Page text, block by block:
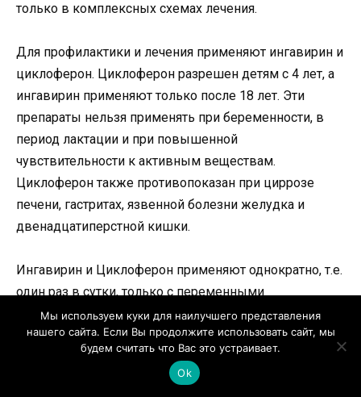
только в комплексных схемах лечения.
Для профилактики и лечения применяют ингавирин и
циклоферон. Циклоферон разрешен детям с 4 лет, а
ингавирин применяют только после 18 лет. Эти
препараты нельзя применять при беременности, в
период лактации и при повышенной
чувствительности к активным веществам.
Циклоферон также противопоказан при циррозе
печени, гастритах, язвенной болезни желудка и
двенадцатиперстной кишки.
Ингавирин и Циклоферон применяют однократно, т.е.
один раз в сутки, только с переменными
интервалами. Инхавирин вводят последовательно в
течение 7 дней, тогда как циклоферон имеет схему
лечения с интервалом в сутки.
Мы используем куки для наилучшего представления
нашего сайта. Если Вы продолжите использовать сайт, мы
будем считать что Вас это устраивает.
Ok